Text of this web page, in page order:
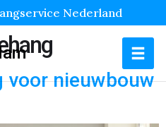
Nederland
voor nieuwbouw